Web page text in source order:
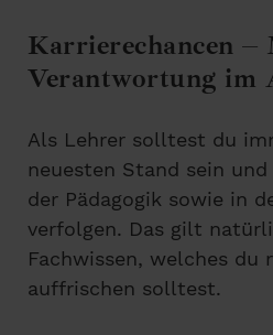
Karrierechancen –
Verantwortung im
Als Lehrer solltest du
neuesten Stand sein und
der Pädagogik sowie in
verfolgen. Das gilt
Fachwissen, welches du
auffrischen solltest.